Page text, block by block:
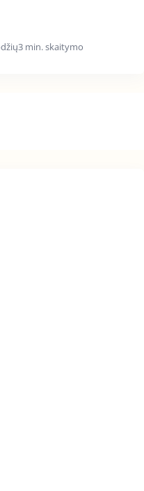
3 min. skaitymo